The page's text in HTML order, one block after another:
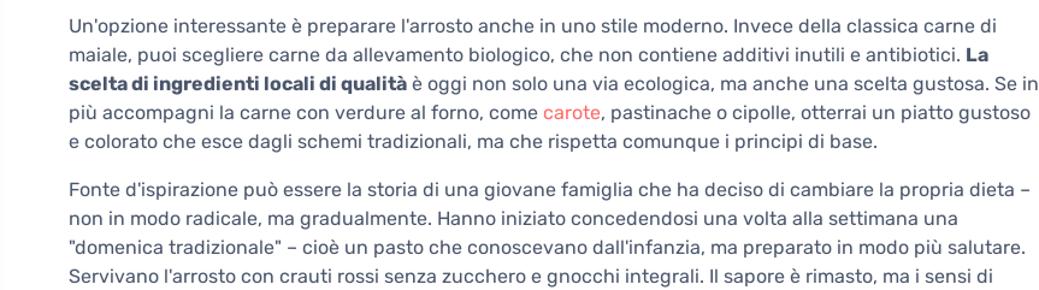
Un'opzione interessante è preparare l'arrosto anche in uno stile moderno. Invece della classica carne di
maiale, puoi scegliere carne da allevamento biologico, che non contiene additivi inutili e antibiotici. La
scelta di ingredienti locali di qualità è oggi non solo una via ecologica, ma anche una scelta gustosa. Se in
più accompagni la carne con verdure al forno, come carote, pastinache o cipolle, otterrai un piatto gustoso
e colorato che esce dagli schemi tradizionali, ma che rispetta comunque i principi di base.
Fonte d'ispirazione può essere la storia di una giovane famiglia che ha deciso di cambiare la propria dieta –
non in modo radicale, ma gradualmente. Hanno iniziato concedendosi una volta alla settimana una
"domenica tradizionale" – cioè un pasto che conoscevano dall'infanzia, ma preparato in modo più salutare.
Servivano l'arrosto con crauti rossi senza zucchero e gnocchi integrali. Il sapore è rimasto, ma i sensi di